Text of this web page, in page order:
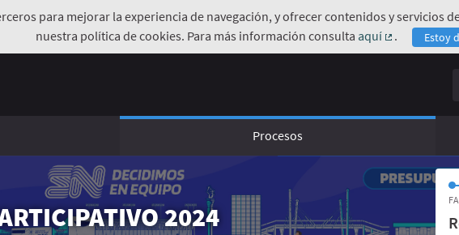
para mejorar la experiencia de navegación, y ofrecer contenidos y servicios
nuestra política de cookies. Para más información consulta aquí
(Enlace
. Estoy
Procesos
2024